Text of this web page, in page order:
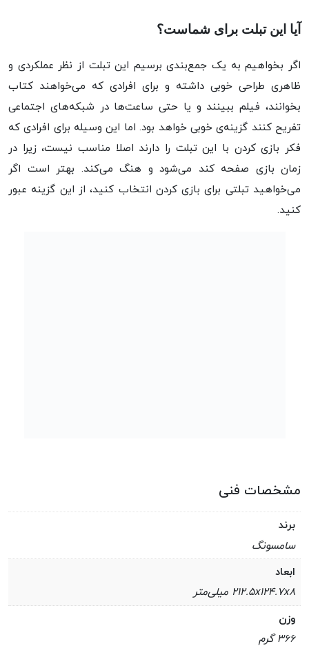
آیا این تبلت برای شماست؟
اگر بخواهیم به یک جمع‌بندی برسیم این تبلت از نظر عملکردی و
ظاهری طراحی خوبی داشته و برای افرادی که می‌خواهند کتاب
بخوانند، فیلم ببینند و یا حتی ساعت‌ها در شبکه‌های اجتماعی
تفریح کنند گزینه‌ی خوبی خواهد بود. اما این وسیله برای افرادی که
فکر بازی کردن با این تبلت را دارند اصلا مناسب نیست، زیرا در
زمان بازی صفحه کند می‌شود و هنگ می‌کند. بهتر است اگر
می‌خواهید تبلتی برای بازی کردن انتخاب کنید، از این گزینه عبور
کنید.
مشخصات فنی
برند
سامسونگ
ابعاد
۲۱۲.۵x۱۲۴.۷x۸ میلی‌متر
وزن
۳۶۶ گرم